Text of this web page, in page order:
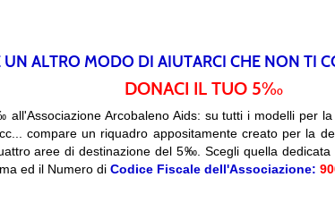
UN ALTRO MODO DI AIUTARCI CHE NON TI
DONACI IL TUO 5‰
Arcobaleno Aids: su tutti i modelli per
compare un riquadro appositamente creato per la
aree di destinazione del 5‰. Scegli quella dedicata
ed il Numero di Codice Fiscale dell'Associazione: